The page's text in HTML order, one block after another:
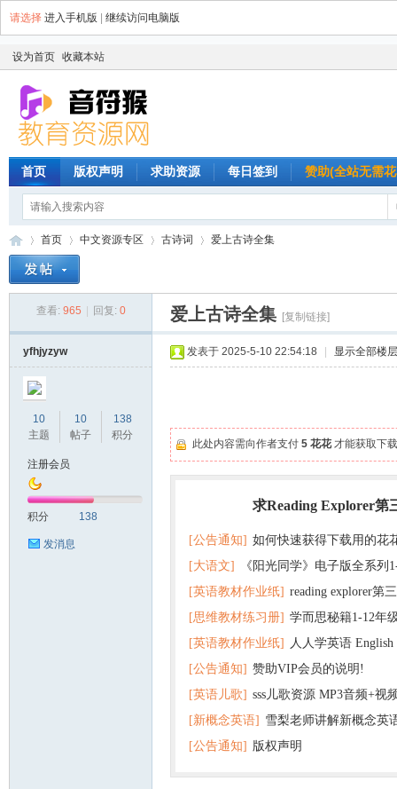
请选择 进入手机版 继续访问电脑版
设为首页 收藏本站
首页 版权声明 求助资源 每日签到 赞助(全站无需
首页
›
中文资源专区 古诗词
›
爱上古诗全集
查看: 965 回复: 0 爱上古诗全集 [复制链接]
yfhjyzyw
10
主题
10
帖子
138
积分
注册会员
积分 138
发消息
发表于 2025-5-10 22:54:18 显示全部楼层
此处内容需向作者支付 5 花花才能获取下
求Reading Explorer第
[公告通知] 如何快速获得下载用的花
[大语文]
《阳光同学》电子版全系列
+英语
[英语教材作业纸] reading explorer第
+音频 百度云网盘下载
[思维教材练习册] 学而思秘籍1-12年
子版PDF全册 百度网盘
[英语教材作业纸] 人人学英语
版pdf 百度网盘下载
[公告通知] 赞助VIP会员的说明!
[英语儿歌] sss儿歌资源 MP3音频+视
百度云网盘下载
[新概念英语] 雪梨老师讲解新概念英
[公告通知] 版权声明